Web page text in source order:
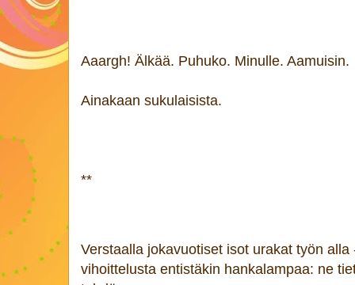
Aaargh! Älkää. Puhuko. Minulle. Aamuisin.
Ainakaan sukulaisista.
**
Verstaalla jokavuotiset isot urakat työn
vihoittelusta entistäkin hankalampaa: ne